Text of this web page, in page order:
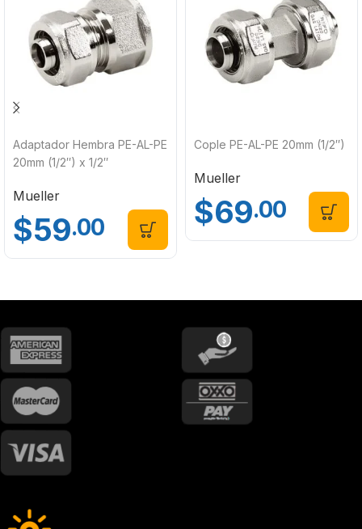
Adaptador Hembra PE-AL-PE
20mm (1/2″) x 1/2″
Mueller
$59.00
Cople PE-AL-PE 20mm (1/2″)
Mueller
$69.00